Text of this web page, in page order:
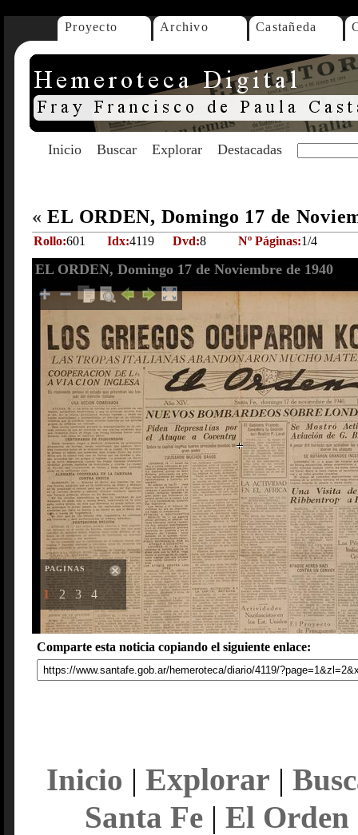
Proyecto Archivo Castañeda
Inicio Buscar Explorar Destacadas
« EL ORDEN, Domingo 17 de
Rollo:601 Idx:4119 Dvd:8 Nº Páginas:1/4
EL ORDEN, Domingo 17 de Noviembre de 1940
PAGINAS
1 2 3 4
Comparte esta noticia copiando el siguiente enlace:
Inicio | Explorar |
Santa Fe| El Orden